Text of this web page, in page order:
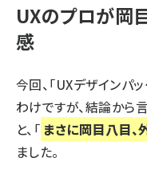
UXのプロが岡
感
今回、「UXデザインパ
わけですが、結論から言
と、「 まさに岡目八目
ました。